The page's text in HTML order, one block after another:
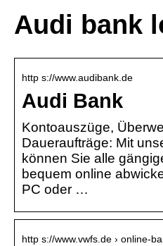
Audi bank
http s://www.audibank.de
Audi Bank
Kontoauszüge,
Daueraufträge: Mit
können Sie alle
bequem online
PC oder …
http s://www.vwfs.de › online-